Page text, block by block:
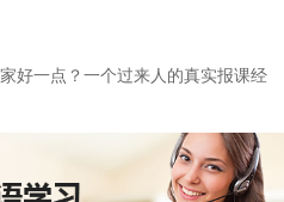
好一点？一个过来人的真实报课经